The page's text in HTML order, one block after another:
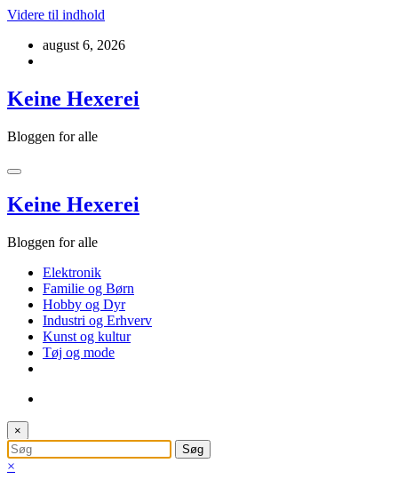
Videre til indhold
august 6, 2026
Keine Hexerei
Bloggen for alle
Keine Hexerei
Bloggen for alle
Elektronik
Familie og Børn
Hobby og Dyr
Industri og Erhverv
Kunst og kultur
Tøj og mode
×
×